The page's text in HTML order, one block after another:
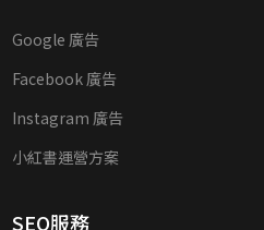
Google 廣告
Facebook 廣告
Instagram 廣告
小紅書運營方案
SEO服務